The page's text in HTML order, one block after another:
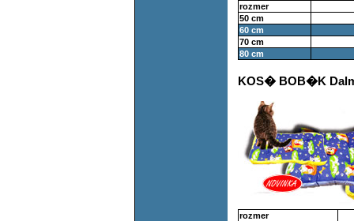
rozmer
50 cm
60 cm
70 cm
80 cm
KOS� BOB�K
rozmer